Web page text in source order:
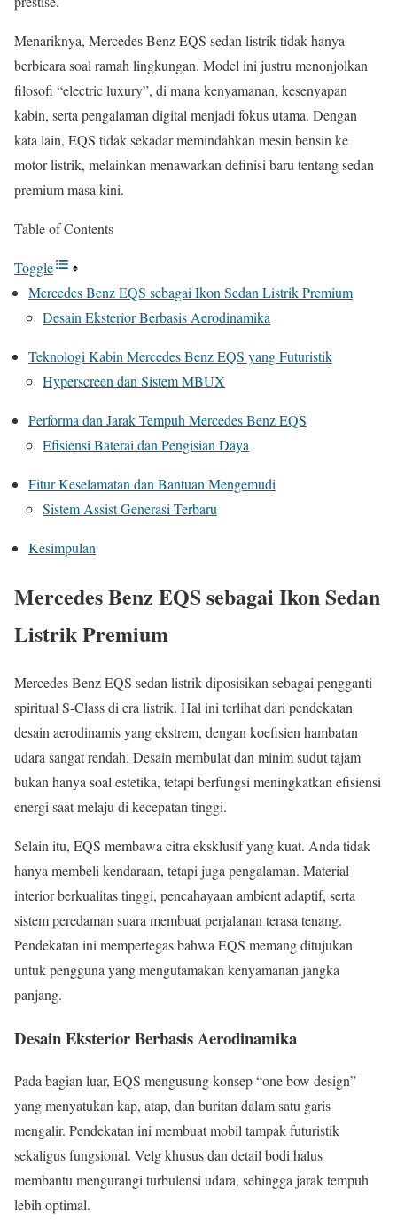
Menariknya, Mercedes Benz EQS sedan listrik tidak hanya
berbicara soal ramah lingkungan. Model ini justru menonjolkan
filosofi “electric luxury”, di mana kenyamanan, kesenyapan
kabin, serta pengalaman digital menjadi fokus utama. Dengan
kata lain, EQS tidak sekadar memindahkan mesin bensin ke
motor listrik, melainkan menawarkan definisi baru tentang sedan
premium masa kini.
Table of Contents
Toggle
Mercedes Benz EQS sebagai Ikon Sedan Listrik Premium
Desain Eksterior Berbasis Aerodinamika
Teknologi Kabin Mercedes Benz EQS yang Futuristik
Hyperscreen dan Sistem MBUX
Performa dan Jarak Tempuh Mercedes Benz EQS
Efisiensi Baterai dan Pengisian Daya
Fitur Keselamatan dan Bantuan Mengemudi
Sistem Assist Generasi Terbaru
Kesimpulan
Mercedes Benz EQS sebagai Ikon Sedan
Listrik Premium
Mercedes Benz EQS sedan listrik diposisikan sebagai pengganti
spiritual S-Class di era listrik. Hal ini terlihat dari pendekatan
desain aerodinamis yang ekstrem, dengan koefisien hambatan
udara sangat rendah. Desain membulat dan minim sudut tajam
bukan hanya soal estetika, tetapi berfungsi meningkatkan efisiensi
energi saat melaju di kecepatan tinggi.
Selain itu, EQS membawa citra eksklusif yang kuat. Anda tidak
hanya membeli kendaraan, tetapi juga pengalaman. Material
interior berkualitas tinggi, pencahayaan ambient adaptif, serta
sistem peredaman suara membuat perjalanan terasa tenang.
Pendekatan ini mempertegas bahwa EQS memang ditujukan
untuk pengguna yang mengutamakan kenyamanan jangka
panjang.
Desain Eksterior Berbasis Aerodinamika
Pada bagian luar, EQS mengusung konsep “one bow design”
yang menyatukan kap, atap, dan buritan dalam satu garis
mengalir. Pendekatan ini membuat mobil tampak futuristik
sekaligus fungsional. Velg khusus dan detail bodi halus
membantu mengurangi turbulensi udara, sehingga jarak tempuh
lebih optimal.